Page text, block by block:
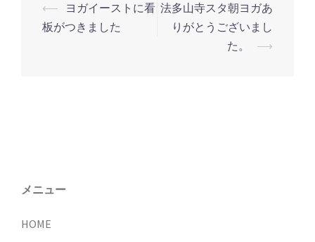
投
稿
ン
⟵
ヨガイーストに看
板がつきました
法多山寺スタ朝ヨガあ
りがとうございまし
た。
⟶
メニュー
HOME